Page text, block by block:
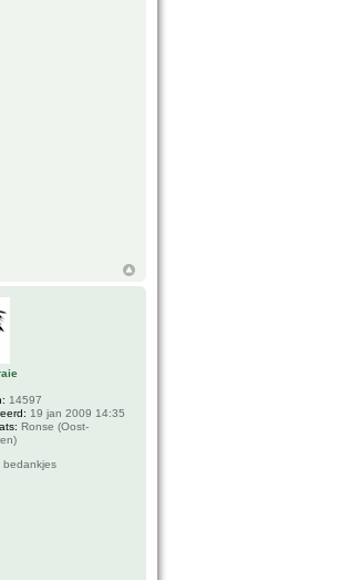
14597
19 jan 2009 14:35
Ronse (Oost-
bedankjes